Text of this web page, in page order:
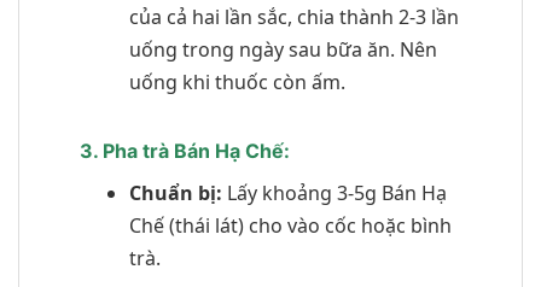
của cả hai lần sắc, chia thành 2-3 lần
uống trong ngày sau bữa ăn. Nên
uống khi thuốc còn ấm.
3. Pha trà Bán Hạ Chế:
Chuẩn bị: Lấy khoảng 3-5g Bán Hạ
Chế (thái lát) cho vào cốc hoặc bình
trà.